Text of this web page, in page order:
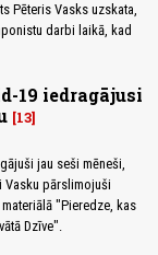
Pēteris Vasks uzskata,
darbi laikā, kad
19 iedragājusi
13
jau seši mēneši,
Vasku pārslimojuši
"Pieredze, kas
Dzīve".